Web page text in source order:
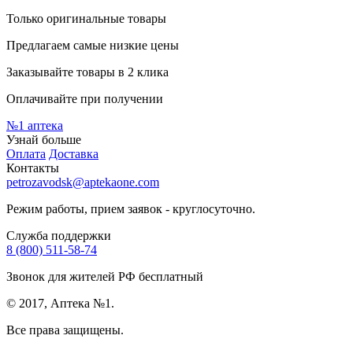
Только оригинальные товары
Предлагаем самые низкие цены
Заказывайте товары в 2 клика
Оплачивайте при получении
№1 аптека
Узнай больше
Оплата Доставка
Контакты
petrozavodsk@aptekaone.com
Режим работы, прием заявок - круглосуточно.
Служба поддержки
8 (800) 511-58-74
Звонок для жителей РФ бесплатный
© 2017, Аптека №1.
Все права защищены.